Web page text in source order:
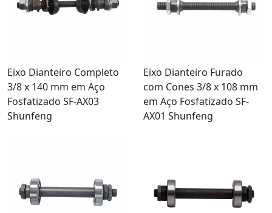
Eixo Dianteiro Completo
3/8 x 140 mm em Aço
Fosfatizado SF-AX03
Shunfeng
Eixo Dianteiro Furado
com Cones 3/8 x 108 mm
em Aço Fosfatizado SF-
AX01 Shunfeng